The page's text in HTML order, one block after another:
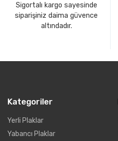
Sigortalı kargo sayesinde
siparişiniz daima güvence
altındadır.
Kategoriler
Yerli Plaklar
Yabancı Plaklar